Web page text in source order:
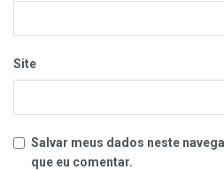
Site
Salvar meus dados neste
que eu comentar.